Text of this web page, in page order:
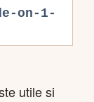
on-1-
utile si